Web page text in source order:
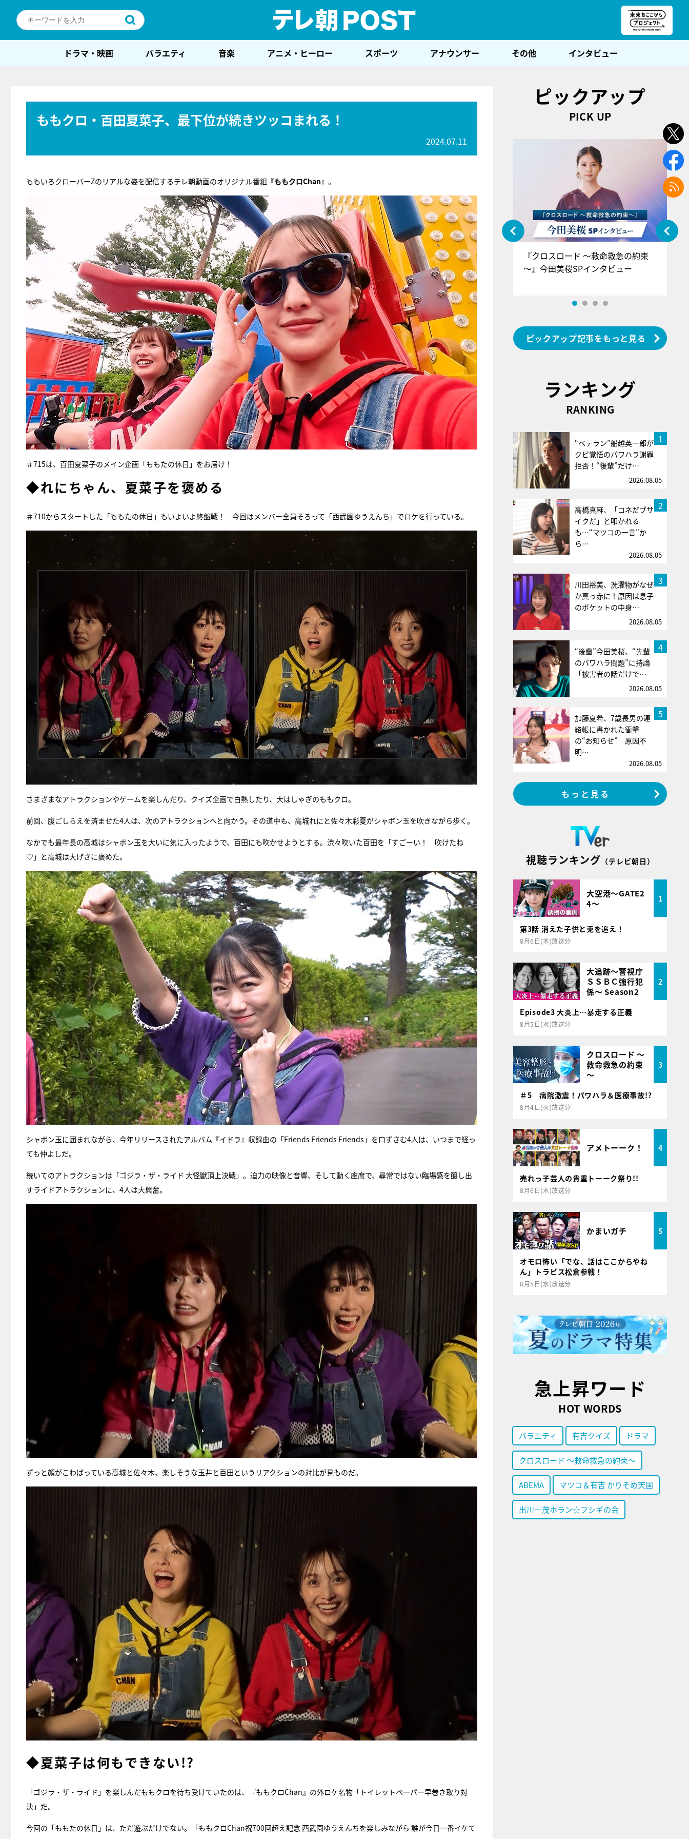
ドラマ・映画 バラエティ 音楽 アニメ・ヒーロー スポーツ アナウンサー その他 インタビュー
ももクロ・百田夏菜子、最下位が続きツッコまれる！
2024.07.11
ももいろクローバーZのリアルな姿を配信するテレ朝動画のオリジナル番組『ももクロChan』。
＃715は、百田夏菜子のメイン企画「ももたの休日」をお届け！
◆れにちゃん、夏菜子を褒める
＃710からスタートした「ももたの休日」もいよいよ終盤戦！ 今回はメンバー全員そろって「西武園ゆうえんち」でロケを行っている。
さまざまなアトラクションやゲームを楽しんだり、クイズ企画で白熱したり、大はしゃぎのももクロ。
前回、腹ごしらえを済ませた4人は、次のアトラクションへと向かう。その道中も、高城れにと佐々木彩夏がシャボン玉を吹きながら歩く。
なかでも最年長の高城はシャボン玉を大いに気に入ったようで、百田にも吹かせようとする。渋々吹いた百田を「すごーい！ 吹けたね
♡」と高城は大げさに褒めた。
シャボン玉に囲まれながら、今年リリースされたアルバム『イドラ』収録曲の「Friends Friends Friends」を口ずさむ4人は、いつまで経っ
ても仲よしだ。
続いてのアトラクションは「ゴジラ・ザ・ライド 大怪獣頂上決戦」。迫力の映像と音響、そして動く座席で、尋常ではない臨場感を醸し出
すライドアトラクションに、4人は大興奮。
ずっと顔がこわばっている高城と佐々木、楽しそうな玉井と百田というリアクションの対比が見ものだ。
◆夏菜子は何もできない!?
「ゴジラ・ザ・ライド」を楽しんだももクロを待ち受けていたのは、『ももクロChan』の外ロケ名物「トイレットペーパー早巻き取り対
決」だ。
今回の「ももたの休日」は、ただ遊ぶだけでない。「ももクロChan祝700回超え記念 西武園ゆうえんちを楽しみながら 誰が今日一番イケて
ピックアップ
PICK UP
『アイ＝ラブ！げーみんぐ』＝LOV
E齋藤樹愛羅＆佐々木舞香SPインタ
ビュー
『クロスロード ～救命救急の約束
～』今田美桜SPインタビュー
ピックアップ記事をもっと見る
ランキング
RANKING
1
“ベテラン”船越英一郎が
クビ覚悟のパワハラ謝罪
拒否！“後輩”だけ…
2026.08.05
2
高橋真麻、「コネだブサ
イクだ」と叩かれる
も…“マツコの一言”か
ら…
2026.08.05
3
川田裕美、洗濯物がなぜ
か真っ赤に！原因は息子
のポケットの中身…
2026.08.05
4
“後輩”今田美桜、“先輩
のパワハラ問題”に持論
「被害者の話だけで…
2026.08.05
5
加藤夏希、7歳長男の連
絡帳に書かれた衝撃
の“お知らせ” 原因不
明…
2026.08.05
もっと見る
視聴ランキング （テレビ朝日）
大空港～GATE2
4～
1
第3話 消えた子供と兎を追え！
8月6日(木)放送分
大追跡～警視庁
ＳＳＢＣ強行犯
係～ Season2
2
Episode3 大炎上…暴走する正義
8月5日(水)放送分
クロスロード ～
救命救急の約束
～
3
＃5 病院激震！パワハラ＆医療事故!?
8月4日(火)放送分
アメトーーク！ 4
売れっ子芸人の貴重トーーク祭り!!
8月6日(木)放送分
かまいガチ 5
オモロ怖い「でな、話はここからやね
ん」トラビス松倉参戦！
8月5日(水)放送分
急上昇ワード
HOT WORDS
バラエティ 有吉クイズ ドラマ
クロスロード ～救命救急の約束～
ABEMA マツコ＆有吉 かりそめ天国
出川一茂ホラン☆フシギの会